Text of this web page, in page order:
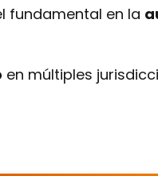
fundamental en la
en múltiples